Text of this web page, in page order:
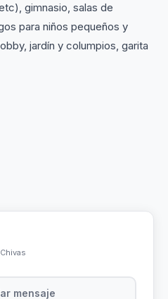
gimnasio, salas de
para niños pequeños y
jardín y columpios, garita
mensaje